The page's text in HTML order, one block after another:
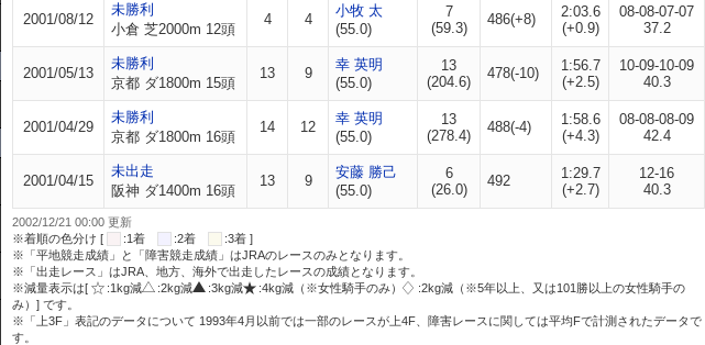
2001/08/12
未勝利
小倉 芝2000m 12頭
4 4
小牧 太
(55.0)
7
(59.3)
486(+8)
2:03.6
(+0.9)
08-08-07-07
37.2
2001/05/13
未勝利
京都 ダ1800m 15頭
13 9
幸 英明
(55.0)
13
(204.6)
478(-10)
1:56.7
(+2.5)
10-09-10-09
40.3
2001/04/29
未勝利
京都 ダ1800m 16頭
14 12
幸 英明
(55.0)
13
(278.4)
488(-4)
1:58.6
(+4.3)
08-08-08-09
42.4
2001/04/15
未出走
阪神 ダ1400m 16頭
13 9
安藤 勝己
(55.0)
6
(26.0)
492
1:29.7
(+2.7)
12-16
40.3
2002/12/21 00:00 更新
※着順の色分け [
:1着 :2着
:3着 ]
※「平地競走成績」と「障害競走成績」はJRAのレースのみとなります。
※「出走レース」はJRA、地方、海外で出走したレースの成績となります。
※減量表示は[
:1kg減 :2kg減 :3kg減 :4kg減（※女性騎手のみ）
:2kg減（※5年以上、又は101勝以上の女性騎手の
み）] です。
※「上3F」表記のデータについて 1993年4月以前では一部のレースが上4F、障害レースに関しては平均Fで計測されたデータで
す。